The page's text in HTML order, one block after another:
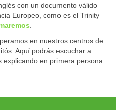
con un documento válido
Europeo, como es el Trinity
en nuestros centros de
Aquí podrás escuchar a
en primera persona